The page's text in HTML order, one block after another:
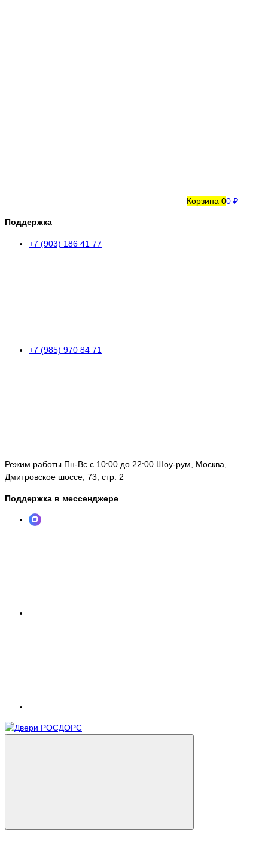
Корзина 00 ₽
Поддержка
+7 (903) 186 41 77
+7 (985) 970 84 71
Режим работы Пн-Вс с 10:00 до 22:00 Шоу-рум, Москва,
Дмитровское шоссе, 73, стр. 2
Поддержка в мессенджере